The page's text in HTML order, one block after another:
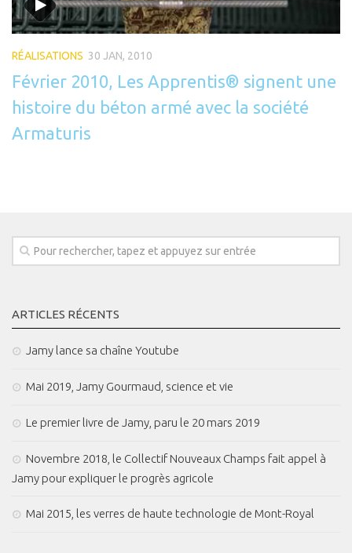
RÉALISATIONS 30 JAN, 2010
Février 2010, Les Apprentis® signent une
histoire du béton armé avec la société
Armaturis
ARTICLES RÉCENTS
Jamy lance sa chaîne Youtube
Mai 2019, Jamy Gourmaud, science et vie
Le premier livre de Jamy, paru le 20 mars 2019
Novembre 2018, le Collectif Nouveaux Champs fait appel à
Jamy pour expliquer le progrès agricole
Mai 2015, les verres de haute technologie de Mont-Royal